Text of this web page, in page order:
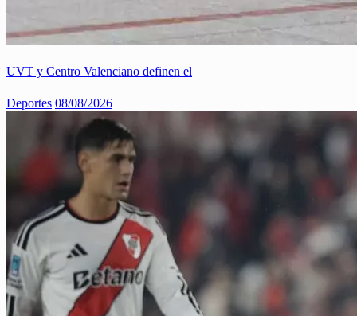
UVT y Centro Valenciano definen el
Deportes 08/08/2026